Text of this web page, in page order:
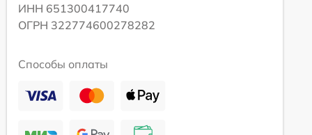
ИНН 651300417740
ОГРН 322774600278282
Способы оплаты